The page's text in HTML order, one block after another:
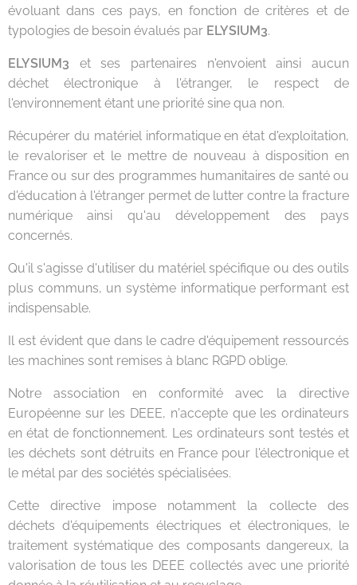
évoluant dans ces pays, en fonction de critères et de
typologies de besoin évalués par ELYSIUM3.
ELYSIUM3 et ses partenaires n'envoient ainsi aucun
déchet électronique à l'étranger, le respect de
l'environnement étant une priorité sine qua non.
Récupérer du matériel informatique en état d'exploitation,
le revaloriser et le mettre de nouveau à disposition en
France ou sur des programmes humanitaires de santé ou
d'éducation à l'étranger permet de lutter contre la fracture
numérique ainsi qu'au développement des pays
concernés.
Qu'il s'agisse d'utiliser du matériel spécifique ou des outils
plus communs, un système informatique performant est
indispensable.
Il est évident que dans le cadre d'équipement ressourcés
les machines sont remises à blanc RGPD oblige.
Notre association en conformité avec la directive
Européenne sur les DEEE, n'accepte que les ordinateurs
en état de fonctionnement. Les ordinateurs sont testés et
les déchets sont détruits en France pour l'électronique et
le métal par des sociétés spécialisées.
Cette directive impose notamment la collecte des
déchets d'équipements électriques et électroniques, le
traitement systématique des composants dangereux, la
valorisation de tous les DEEE collectés avec une priorité